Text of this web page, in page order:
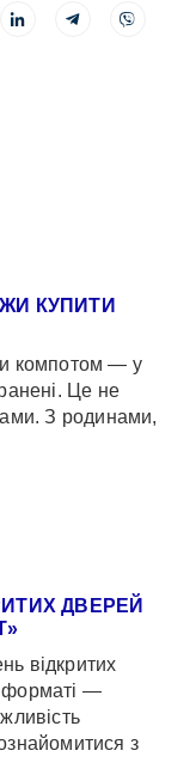
КУПИТИ
компотом — у
Це не
З родинами,
ДВЕРЕЙ
відкритих
форматі —
з